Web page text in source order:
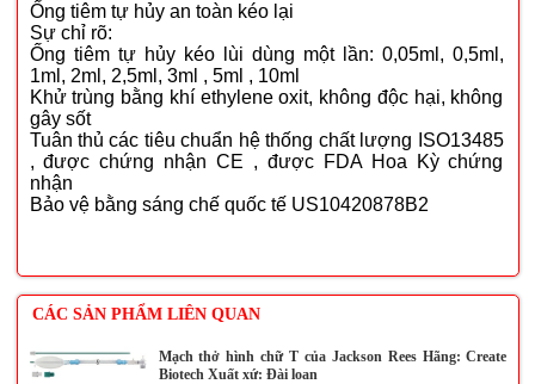
Ống tiêm tự hủy an toàn kéo lại
Sự chỉ rõ:
Ống tiêm tự hủy kéo lùi dùng một lần: 0,05ml, 0,5ml,
1ml, 2ml, 2,5ml, 3ml , 5ml , 10ml
Khử trùng bằng khí ethylene oxit, không độc hại, không
gây sốt
Tuân thủ các tiêu chuẩn hệ thống chất lượng ISO13485
, được chứng nhận CE , được FDA Hoa Kỳ chứng
nhận
Bảo vệ bằng sáng chế quốc tế US10420878B2
CÁC SẢN PHẨM LIÊN QUAN
Mạch thở hình chữ T của Jackson Rees Hãng: Create
Biotech Xuất xứ: Đài loan